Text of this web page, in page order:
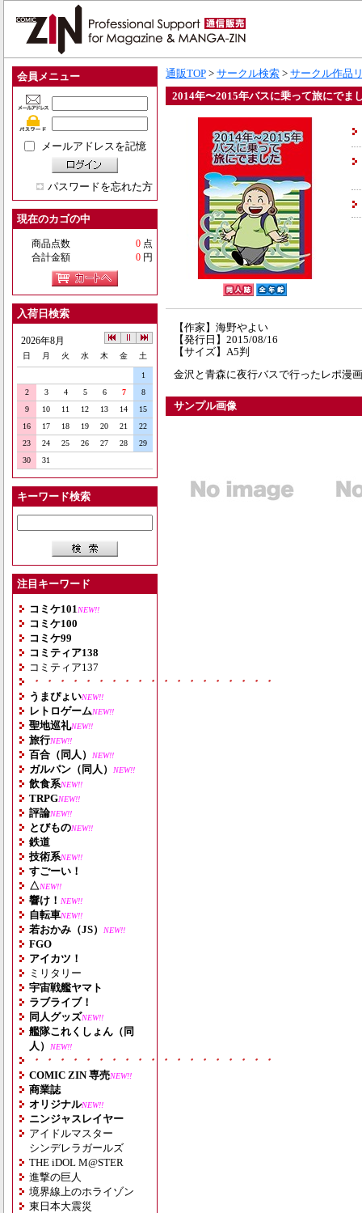
会員メニュー
メールアドレスを記憶
パスワードを忘れた方
現在のカゴの中
商品点数 0 点
合計金額
0 円
入荷日検索
2026年8月
日 月 火 水 木 金 土
1
2
3 4 5 6 7
8
9
10 11 12 13 14
15
16
17 18 19 20 21
22
23
24 25 26 27 28
29
30
31
キーワード検索
注目キーワード
コミケ101 NEW!!
コミケ100
コミケ99
コミティア138
コミティア137
・・・・・・・・・・・・・・・・・・・
うまぴょいNEW!!
レトロゲームNEW!!
聖地巡礼NEW!!
旅行NEW!!
百合（同人） NEW!!
ガルパン（同人） NEW!!
飲食系NEW!!
TRPGNEW!!
評論NEW!!
とびものNEW!!
鉄道
技術系NEW!!
すごーい！
△NEW!!
響け！ NEW!!
自転車NEW!!
若おかみ（JS） NEW!!
FGO
アイカツ！
ミリタリー
宇宙戦艦ヤマト
ラブライブ！
同人グッズNEW!!
艦隊これくしょん（同
人）
NEW!!
・・・・・・・・・・・・・・・・・・・
COMIC ZIN 専売NEW!!
商業誌
オリジナルNEW!!
ニンジャスレイヤー
アイドルマスター
シンデレラガールズ
THE iDOL M@STER
進撃の巨人
境界線上のホライゾン
東日本大震災
通販TOP > サークル検索 > サークル作品
2014年〜2015年バスに乗って旅にでま
【作家】海野やよい
【発行日】2015/08/16
【サイズ】A5判
金沢と青森に夜行バスで行ったレポ漫
サンプル画像